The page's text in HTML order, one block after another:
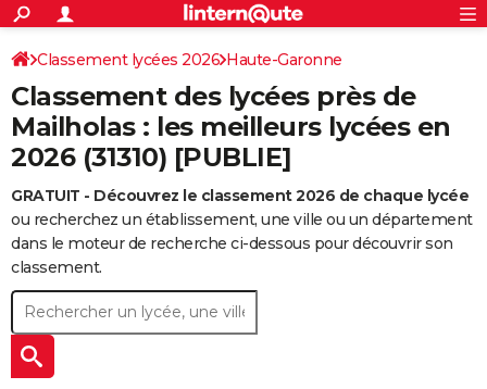
ACTUALITÉS
Politique
Société
Faits Divers
Education
Monde
Villes
+
SPORT
Coupe du monde 2026
Football
Tennis
Cyclisme
Rugby
Forum
CULTURE
Programme TV
TNT
Streaming
Cinéma
Sorties cinéma
Musique
+
FINANCE
Retraite
Impôts
Epargne
Immobilier
Risques naturels par ville
Banque
Assurance
Crédit
AUTO
Essais
Réserver un essai
Citadines
Berlines
SUV
Forum auto
+
HIGH-TECH
BRICOLAGE
Forum
Aménagement intérieur
Extérieur
Cuisine
Salle de bains
Jardinage
Rangement
+WEEK-END
Guides de France
Escapades
Patrimoine
Expositions
Musées
Week-end nature
+
LIFESTYLE
S'inscrire
Connexion
Classement lycées 2026 Haute-Garonne
Classement des lycées près de
Mailholas : les meilleurs lycées en
2026 (31310) [PUBLIE]
GRATUIT - Découvrez le classement 2026 de chaque lycée
ou recherchez un établissement, une ville ou un département
dans le moteur de recherche ci-dessous pour découvrir son
classement.